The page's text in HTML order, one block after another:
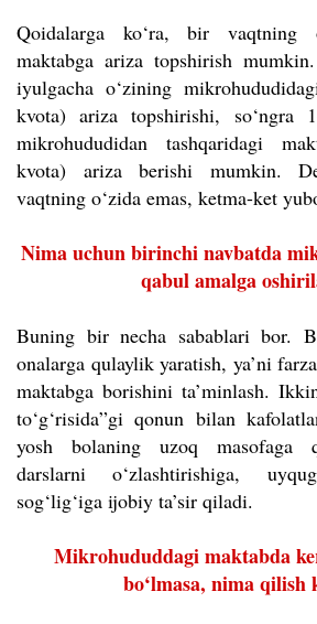
Qoidalarga ko‘ra, bir vaqtning
maktabga ariza topshirish
iyulgacha o‘zining
kvota) ariza topshirishi, so‘ngra
mikrohududidan tashqaridagi
kvota) ariza berishi mumkin.
vaqtning o‘zida emas, ketma-ket
Nima uchun birinchi navbatda
qabul amalga
Buning bir necha sabablari bor.
onalarga qulaylik yaratish, ya’ni
maktabga borishini ta’minlash.
to‘g‘risida”gi qonun bilan
yosh bolaning uzoq masofaga
darslarni o‘zlashtirishiga,
sog‘lig‘iga ijobiy ta’sir qiladi.
Mikrohududdagi maktabda
bo‘lmasa, nima qilish